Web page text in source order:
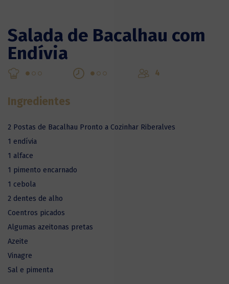
Salada de Bacalhau com
Endívia
4
Ingredientes
2 Postas de Bacalhau Pronto a Cozinhar Riberalves
1 endívia
1 alface
1 pimento encarnado
1 cebola
2 dentes de alho
Coentros picados
Algumas azeitonas pretas
Azeite
Vinagre
Sal e pimenta